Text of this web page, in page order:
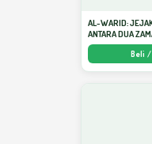
AL-WARID:
ANTARA DUA
Beli /